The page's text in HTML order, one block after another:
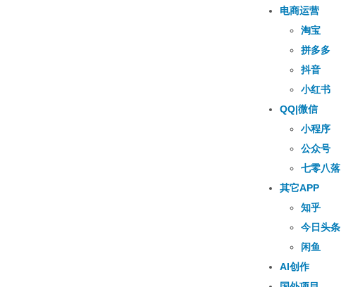
电商运营
淘宝
拼多多
抖音
小红书
QQ|微信
小程序
公众号
七零八落
其它APP
知乎
今日头条
闲鱼
AI创作